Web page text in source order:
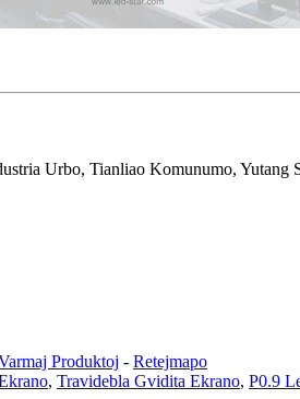
Urbo, Tianliao Komunumo, Yutang
Produktoj - Retejmapo
, Travidebla Gvidita Ekrano, P0.9